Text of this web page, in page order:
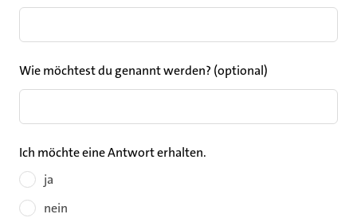
Wie möchtest du genannt werden? (optional)
Ich möchte eine Antwort erhalten.
ja
nein